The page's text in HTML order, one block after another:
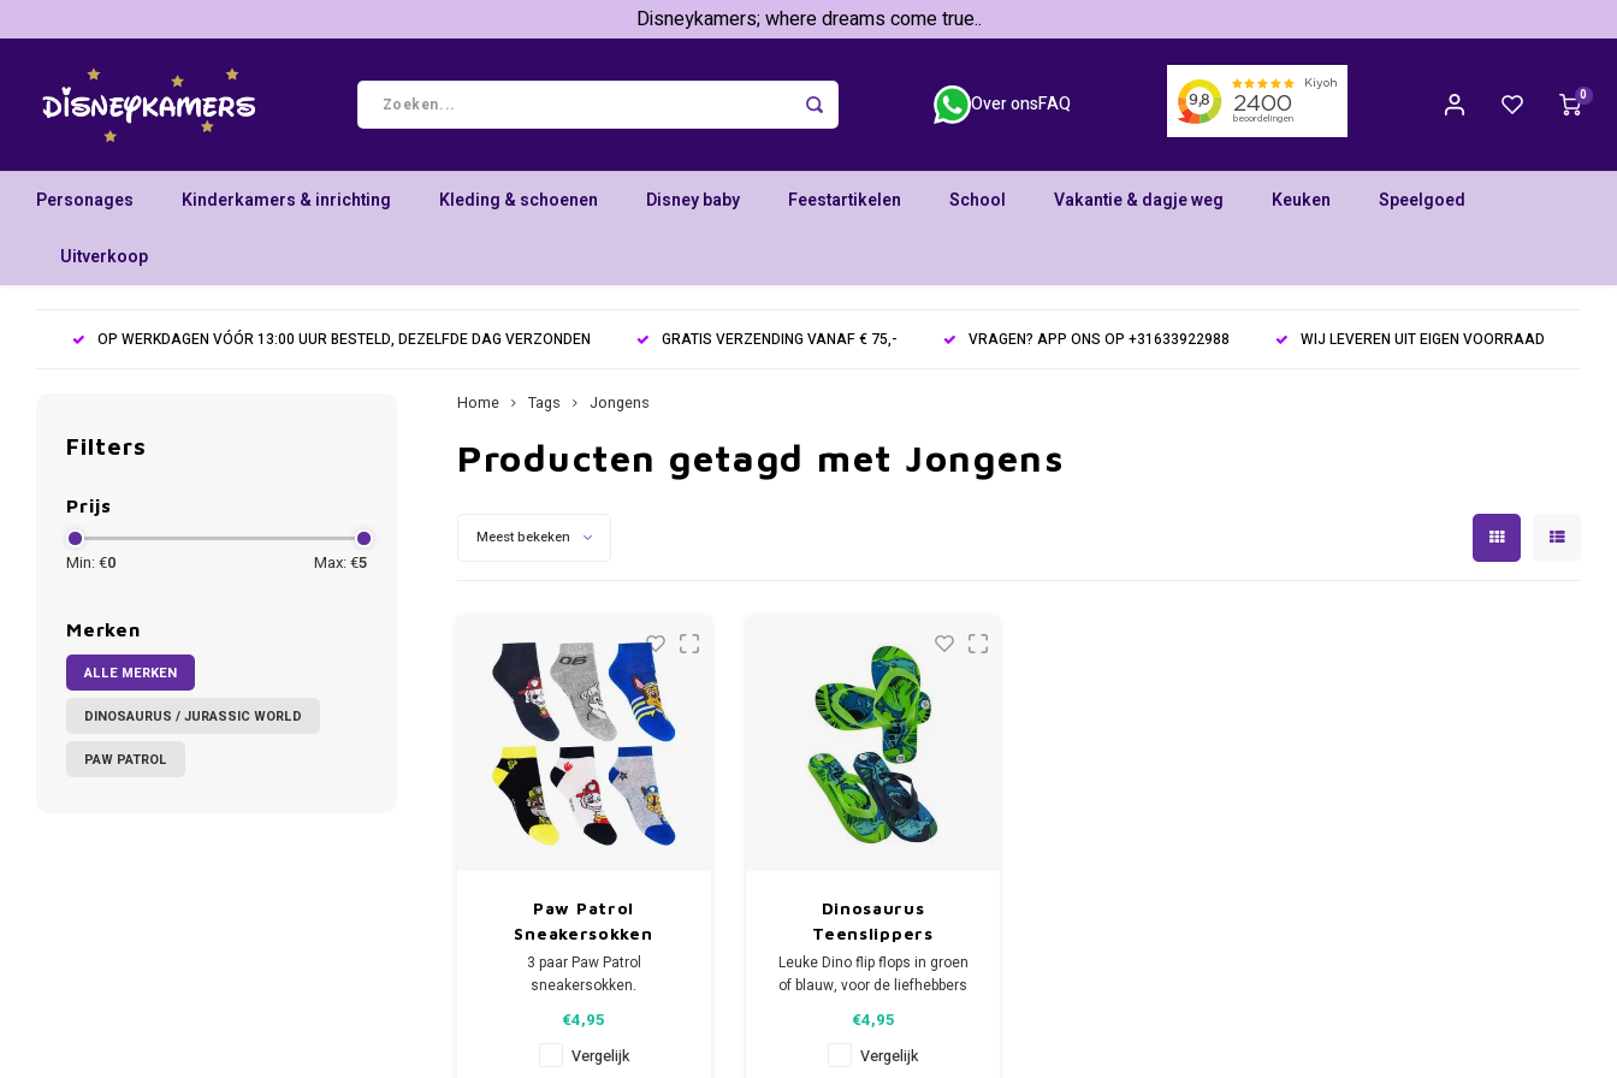
Disneykamers; where dreams come true..
Over onsFAQ 0
Personages Kinderkamers & inrichting Kleding & schoenen Disney baby Feestartikelen School Vakantie & dagje weg Keuken Speelgoed
Uitverkoop
OP WERKDAGEN VÓÓR 13:00 UUR BESTELD, DEZELFDE DAG VERZONDEN GRATIS VERZENDING VANAF € 75,- VRAGEN? APP ONS OP +31633922988 WIJ LEVEREN UIT EIGEN VOORRAAD
Filters
Prijs
Min: €0 Max: €5
Merken
ALLE MERKEN
DINOSAURUS / JURASSIC WORLD
PAW PATROL
Home Tags Jongens
Producten getagd met Jongens
Meest bekeken
Paw Patrol
Sneakersokken
Jongen - 3 paar
3 paar Paw Patrol
sneakersokken.
27/30 - 31/34
Materiaal:48 % katoen + 50%
€4,95
Vergelijk
Dinosaurus
Teenslippers
Leuke Dino flip flops in groen
of blauw, voor de liefhebbers
World en Jurassic Park.
Deze Dinosaurus teenslippers zijn
€4,95
Vergelijk